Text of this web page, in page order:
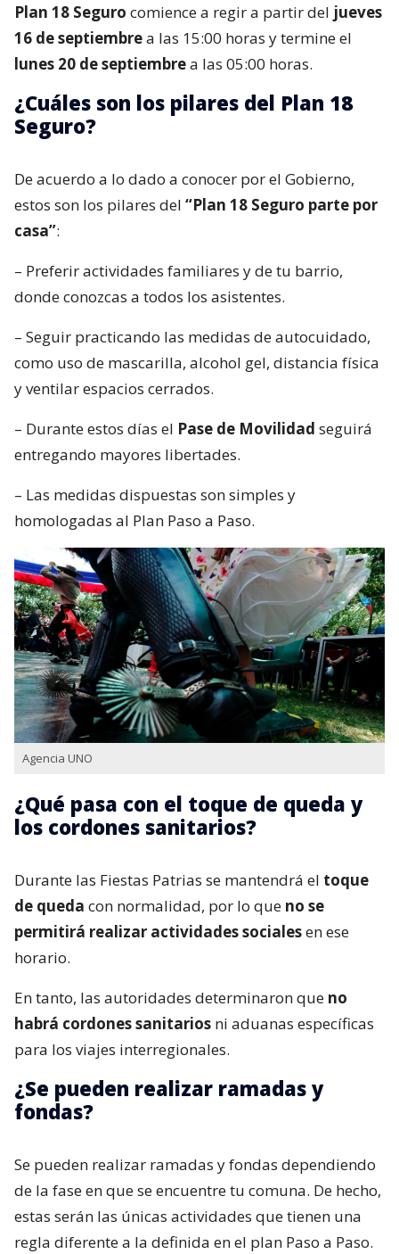
Plan 18 Seguro comience a regir a partir del jueves
16 de septiembrea las 15:00 horas y termine el
lunes 20 de septiembrea las 05:00 horas.
¿Cuáles son los pilares del Plan 18
Seguro?
De acuerdo a lo dado a conocer por el Gobierno,
estos son los pilares del “Plan 18 Seguro parte por
casa”:
– Preferir actividades familiares y de tu barrio,
donde conozcas a todos los asistentes.
– Seguir practicando las medidas de autocuidado,
como uso de mascarilla, alcohol gel, distancia física
y ventilar espacios cerrados.
– Durante estos días el Pase de Movilidad seguirá
entregando mayores libertades.
– Las medidas dispuestas son simples y
homologadas al Plan Paso a Paso.
Agencia UNO
¿Qué pasa con el toque de queda y
los cordones sanitarios?
Durante las Fiestas Patrias se mantendrá el toque
de queda con normalidad, por lo que no se
permitirá realizar actividades socialesen ese
horario.
En tanto, las autoridades determinaron que no
habrá cordones sanitarios ni aduanas específicas
para los viajes interregionales.
¿Se pueden realizar ramadas y
fondas?
Se pueden realizar ramadas y fondas dependiendo
de la fase en que se encuentre tu comuna. De hecho,
estas serán las únicas actividades que tienen una
regla diferente a la definida en el plan Paso a Paso.